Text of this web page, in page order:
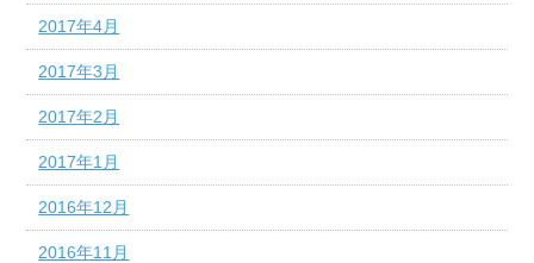
2017年4月
2017年3月
2017年2月
2017年1月
2016年12月
2016年11月